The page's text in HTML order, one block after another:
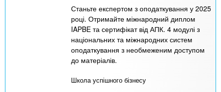
Станьте експертом з оподаткування у 2025
році. Отримайте міжнародний диплом
IAPBE та сертифікат від АПК. 4 модулі з
національних та міжнародних систем
оподаткування з необмеженим доступом
до матеріалів.
Школа успішного бізнесу